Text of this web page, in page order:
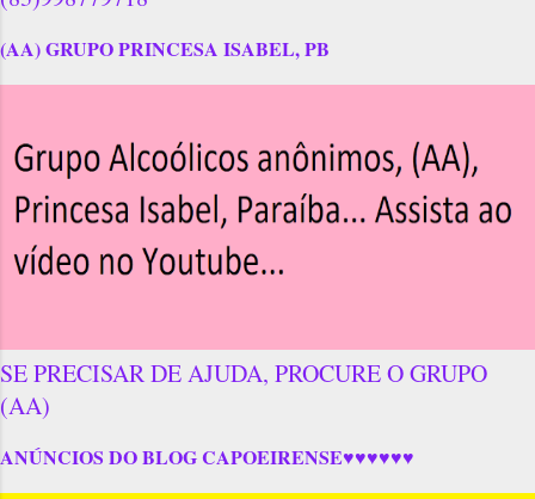
(AA) GRUPO PRINCESA ISABEL, PB
SE PRECISAR DE AJUDA, PROCURE O GRUPO
(AA)
ANÚNCIOS DO BLOG CAPOEIRENSE♥♥♥♥♥♥